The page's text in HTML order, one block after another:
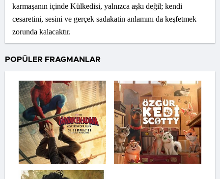
karmaşanın içinde Külkedisi, yalnızca aşkı değil; kendi
cesaretini, sesini ve gerçek sadakatin anlamını da keşfetmek
zorunda kalacaktır.
POPÜLER FRAGMANLAR